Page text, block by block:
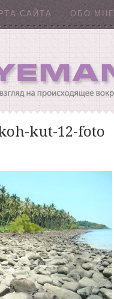
САЙТА ОБО МНЕ
kut-12-foto